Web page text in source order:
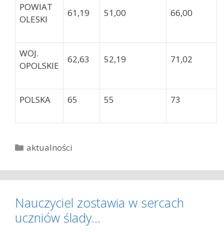
POWIAT
OLESKI
61,19 51,00 66,00
WOJ.
OPOLSKIE
62,63 52,19 71,02
POLSKA 65 55 73
K
t
e
o
r
aktualności
Nauczyciel zostawia w sercach
uczniów ślady…